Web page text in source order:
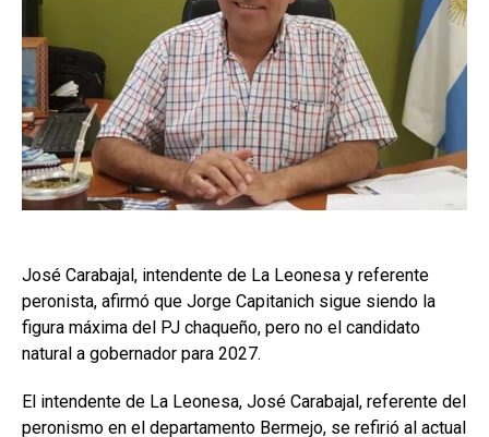
José Carabajal, intendente de La Leonesa y referente
peronista, afirmó que Jorge Capitanich sigue siendo la
figura máxima del PJ chaqueño, pero no el candidato
natural a gobernador para 2027.
El intendente de La Leonesa, José Carabajal, referente del
peronismo en el departamento Bermejo, se refirió al actual